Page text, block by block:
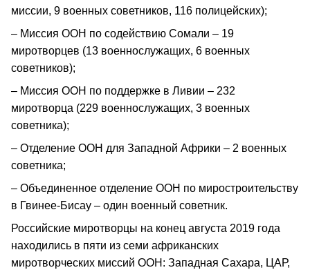
миссии, 9 военных советников, 116 полицейских);
– Миссия ООН по содействию Сомали – 19
миротворцев (13 военнослужащих, 6 военных
советников);
– Миссия ООН по поддержке в Ливии – 232
миротворца (229 военнослужащих, 3 военных
советника);
– Отделение ООН для Западной Африки – 2 военных
советника;
– Объединенное отделение ООН по миростроительству
в Гвинее‑Бисау – один военный советник.
Российские миротворцы на конец августа 2019 года
находились в пяти из семи африканских
миротворческих миссий ООН: Западная Сахара, ЦАР,